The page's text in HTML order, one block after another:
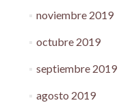
noviembre 2019
octubre 2019
septiembre 2019
agosto 2019